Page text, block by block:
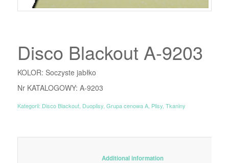
Disco Blackout A-9203
KOLOR: Soczyste jabłko
Nr KATALOGOWY: A-9203
Kategorii: Disco Blackout, Duoplisy, Grupa cenowa A, Plisy, Tkaniny
						Additional information